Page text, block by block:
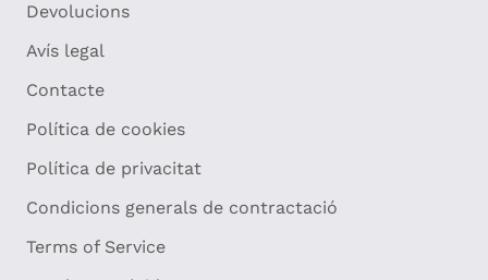
Devolucions
Avís legal
Contacte
Política de cookies
Política de privacitat
Condicions generals de contractació
Terms of Service